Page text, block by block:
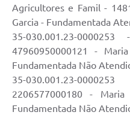
Agricultores e Famil -
Garcia - Fundamentada
35-030.001.23-
47960950000121 -
Fundamentada Não
35-030.001.23-
2206577000180 -
Fundamentada Não